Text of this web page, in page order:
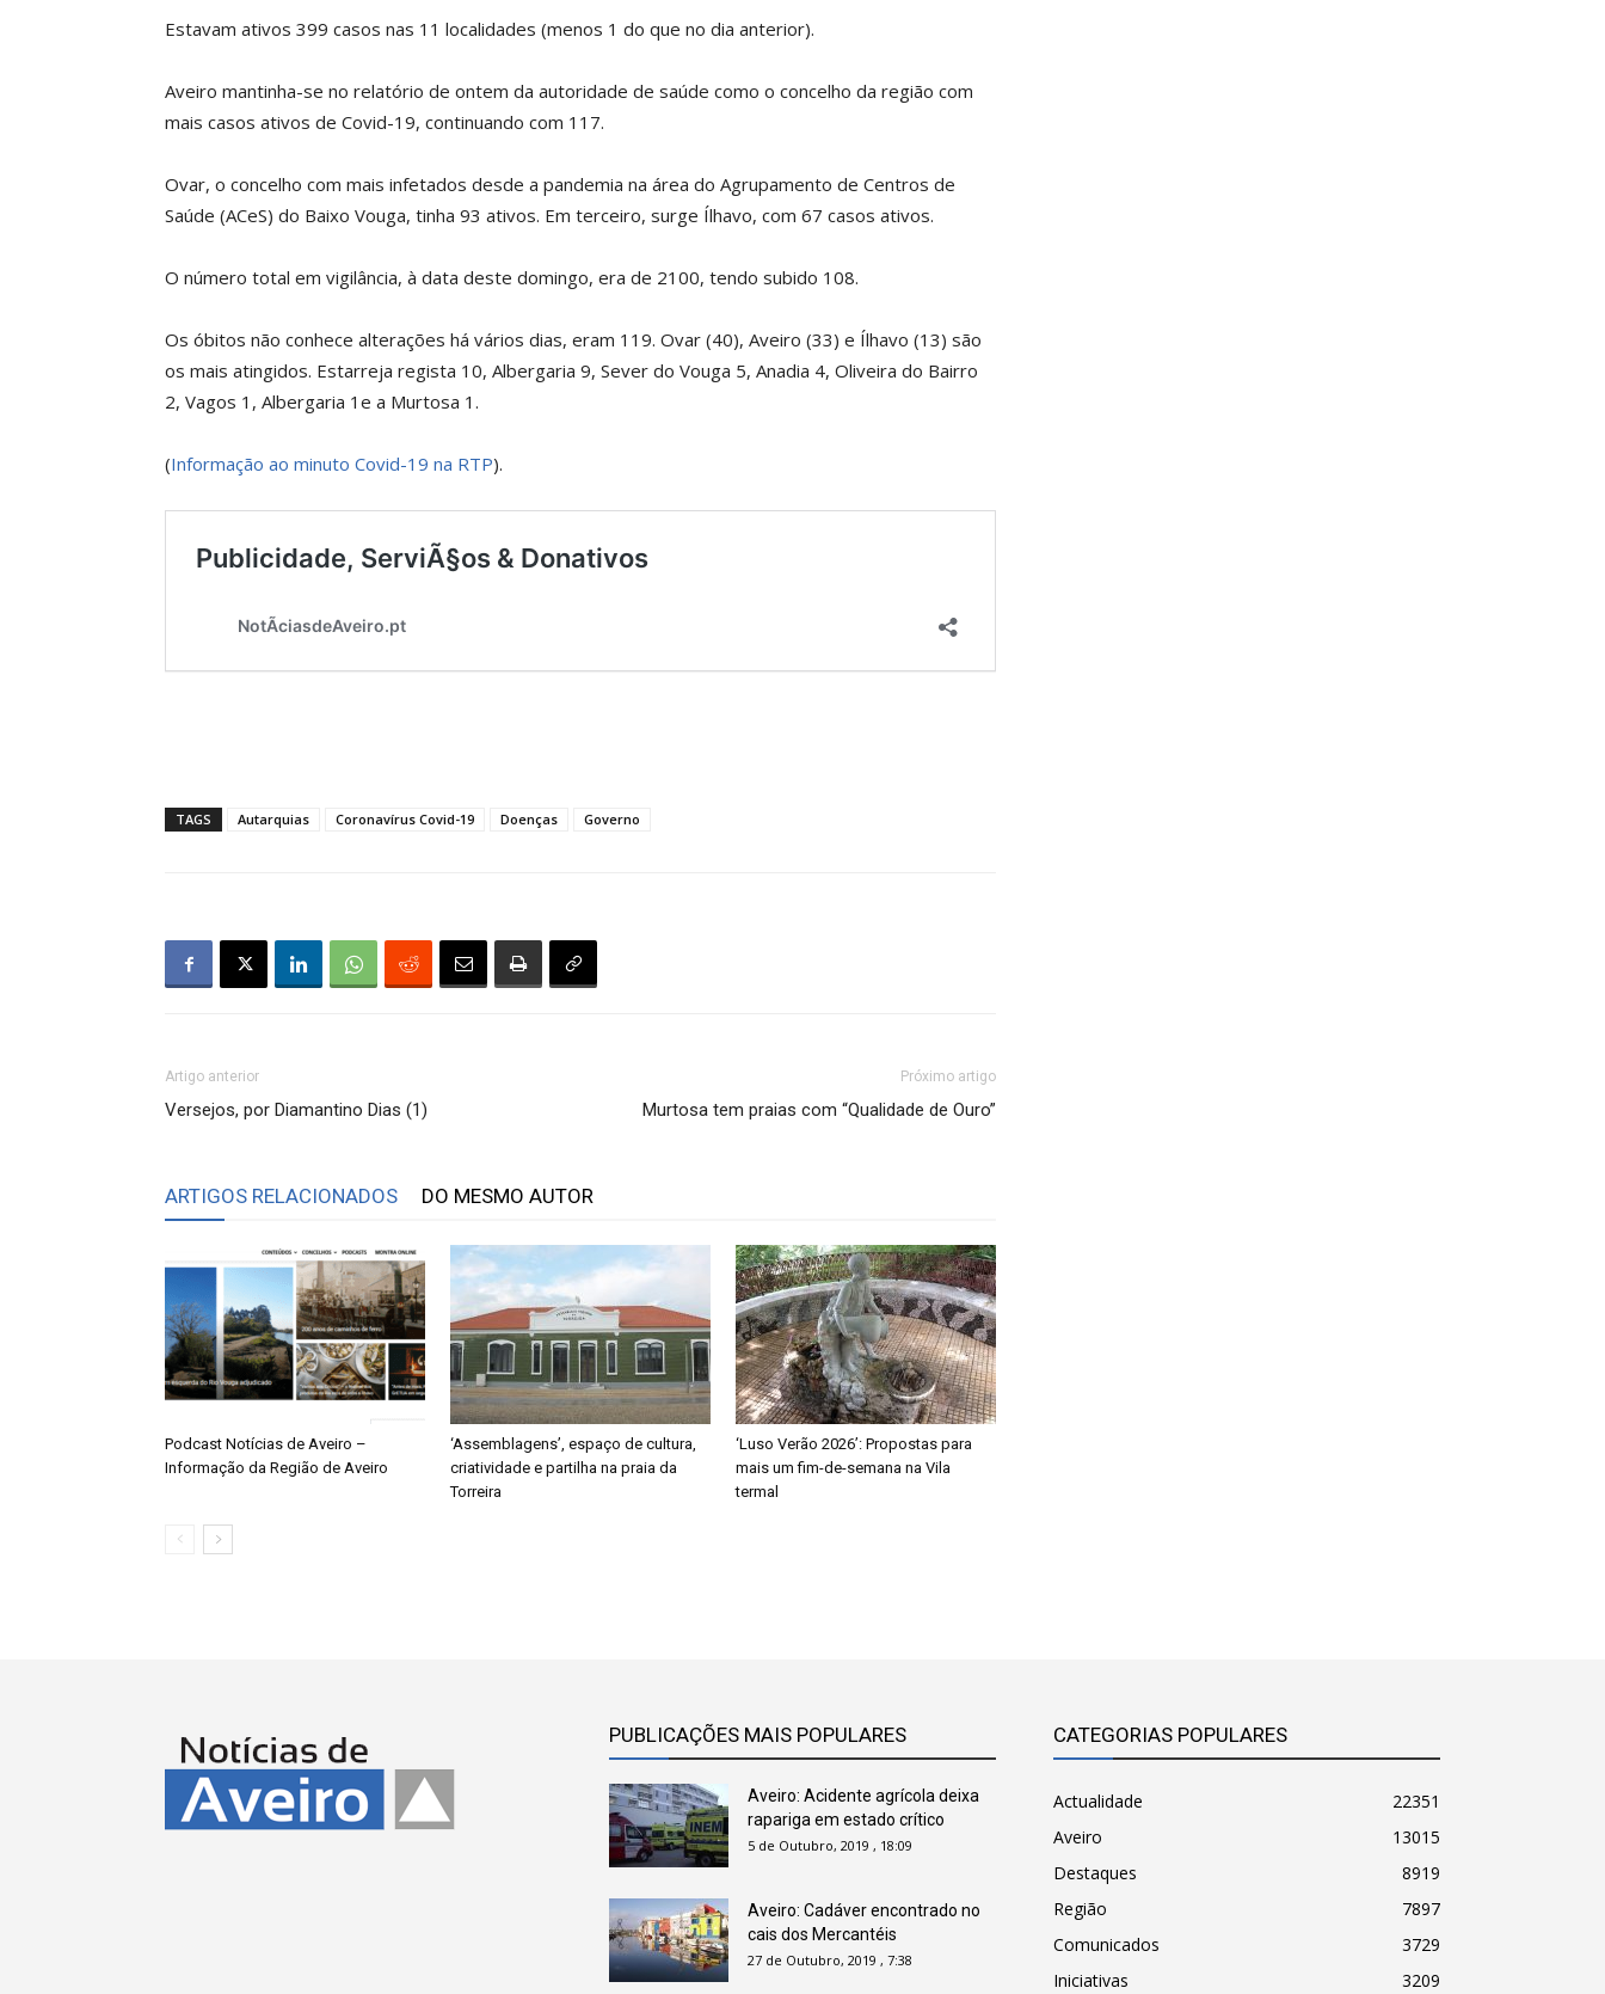
Estavam ativos 399 casos nas 11 localidades (menos 1 do que no dia anterior).
Aveiro mantinha-se no relatório de ontem da autoridade de saúde como o concelho da região com
mais casos ativos de Covid-19, continuando com 117.
Ovar, o concelho com mais infetados desde a pandemia na área do Agrupamento de Centros de
Saúde (ACeS) do Baixo Vouga, tinha 93 ativos. Em terceiro, surge Ílhavo, com 67 casos ativos.
O número total em vigilância, à data deste domingo, era de 2100, tendo subido 108.
Os óbitos não conhece alterações há vários dias, eram 119. Ovar (40), Aveiro (33) e Ílhavo (13) são
os mais atingidos. Estarreja regista 10, Albergaria 9, Sever do Vouga 5, Anadia 4, Oliveira do Bairro
2, Vagos 1, Albergaria 1e a Murtosa 1.
(Informação ao minuto Covid-19 na RTP).
TAGS Autarquias Coronavírus Covid-19 Doenças Governo
Artigo anterior
Versejos, por Diamantino Dias (1)
Próximo artigo
Murtosa tem praias com “Qualidade de Ouro”
ARTIGOS RELACIONADOS DO MESMO AUTOR
Podcast Notícias de Aveiro –
Informação da Região de Aveiro
‘Assemblagens’, espaço de cultura,
criatividade e partilha na praia da
Torreira
‘Luso Verão 2026’: Propostas para
mais um fim-de-semana na Vila
termal
PUBLICAÇÕES MAIS POPULARES
Aveiro: Acidente agrícola deixa
rapariga em estado crítico
5 de Outubro, 2019 , 18:09
Aveiro: Cadáver encontrado no
cais dos Mercantéis
27 de Outubro, 2019 , 7:38
CATEGORIAS POPULARES
Actualidade
22351
Aveiro
13015
Destaques
8919
Região
7897
Comunicados
3729
Iniciativas
3209